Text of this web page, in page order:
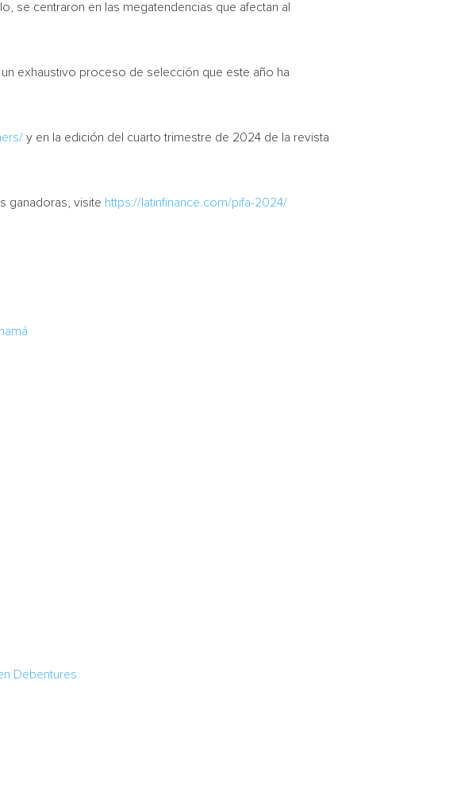
se centraron en las megatendencias que afectan al
exhaustivo proceso de selección que este año ha
y en la edición del cuarto trimestre de 2024 de la revista
ganadoras, visite https://latinfinance.com/pifa-2024/
Debentures